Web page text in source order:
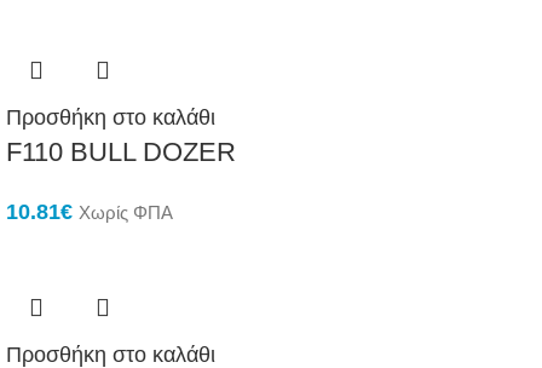
Προσθήκη στο καλάθι
F110 BULL DOZER
10.81€ Χωρίς ΦΠΑ
Προσθήκη στο καλάθι